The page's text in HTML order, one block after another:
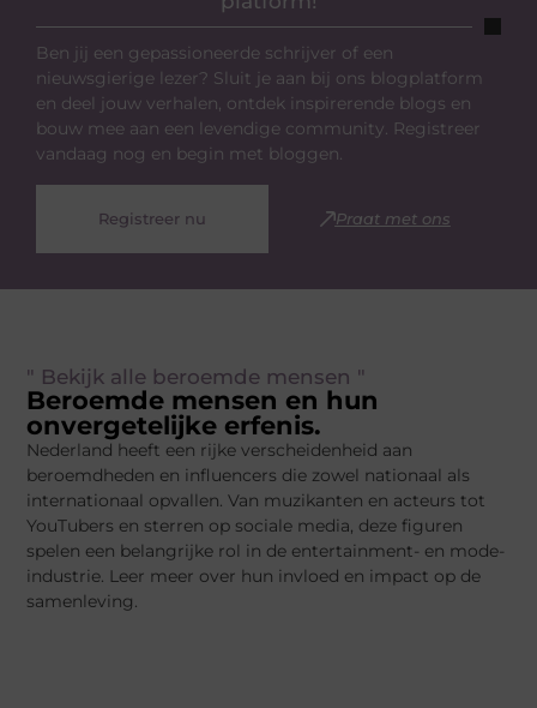
Ben jij een gepassioneerde schrijver of een
nieuwsgierige lezer? Sluit je aan bij ons blogplatform
en deel jouw verhalen, ontdek inspirerende blogs en
bouw mee aan een levendige community. Registreer
vandaag nog en begin met bloggen.
Registreer nu Praat met ons
" Bekijk alle beroemde mensen "
Beroemde mensen en hun
onvergetelijke erfenis.
Nederland heeft een rijke verscheidenheid aan
beroemdheden en influencers die zowel nationaal als
internationaal opvallen. Van muzikanten en acteurs tot
YouTubers en sterren op sociale media, deze figuren
spelen een belangrijke rol in de entertainment- en mode-
industrie. Leer meer over hun invloed en impact op de
samenleving.